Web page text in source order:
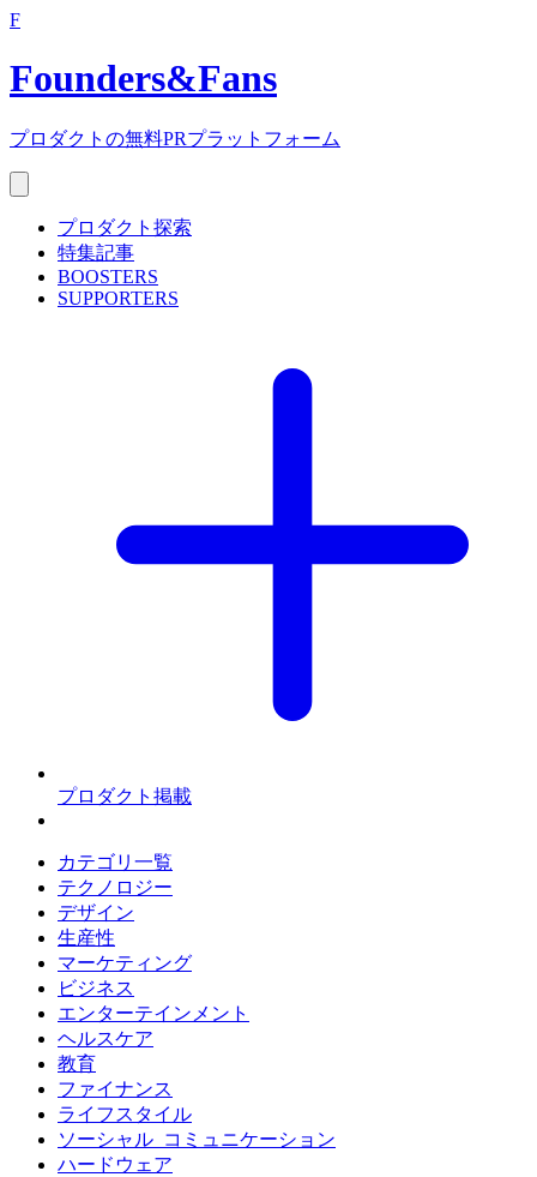
F
Founders&Fans
プロダクトの無料PRプラットフォーム
プロダクト探索
特集記事
BOOSTERS
SUPPORTERS
プロダクト掲載
カテゴリ一覧
テクノロジー
デザイン
生産性
マーケティング
ビジネス
エンターテインメント
ヘルスケア
教育
ファイナンス
ライフスタイル
ソーシャル_コミュニケーション
ハードウェア